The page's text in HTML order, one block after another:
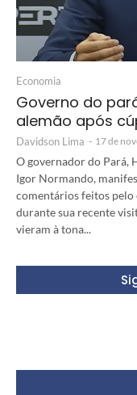
Economia
Governo do
alemão após
Davidson Lima - 17 de
O governador do Pará,
Igor Normando,
comentários feitos
durante sua recente
vieram à tona...